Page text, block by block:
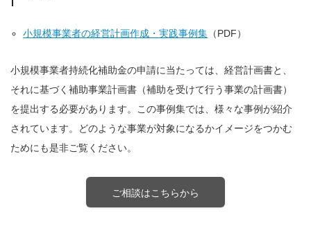
小規模事業者の経営計画作成・実践事例集 （PDF）
小規模事業者持続化補助金の申請に当たっては、経営計画書と、
それに基づく補助事業計画書（補助を受けて行う事業の計画書）
を提出する必要があります。この事例集では、様々な事例が紹介
されています。どのような事業が対象になるかイメージをつかむ
ためにも是非ご覧ください。
ご相談はこちらから